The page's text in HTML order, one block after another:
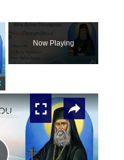
Now Playing
×
Βίος Αγίου Νεκταρίου Μέρος 4ο